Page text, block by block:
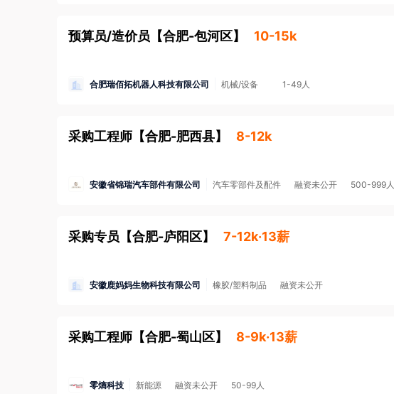
预算员/造价员 【合肥-包河区】 10-15k
合肥瑞佰拓机器人科技有限公司 机械/设备 1-49人
采购工程师 【合肥-肥西县】 8-12k
安徽省锦瑞汽车部件有限公司 汽车零部件及配件 融资未公开 500-999人
采购专员 【合肥-庐阳区】 7-12k·13薪
安徽鹿妈妈生物科技有限公司 橡胶/塑料制品 融资未公开
采购工程师 【合肥-蜀山区】 8-9k·13薪
零熵科技 新能源 融资未公开 50-99人